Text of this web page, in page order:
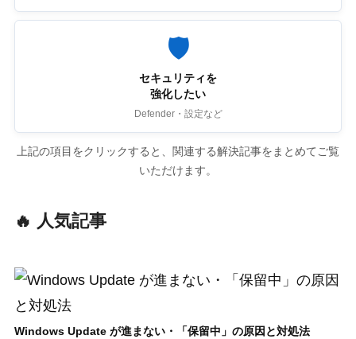
🛡
セキュリティを
強化したい
Defender・設定など
上記の項目をクリックすると、関連する解決記事をまとめてご覧
いただけます。
🔥 人気記事
Windows Update が進まない・「保留中」の原因と対処法